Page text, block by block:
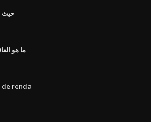
حيث
ما هو العائد 10 سنوات
renda